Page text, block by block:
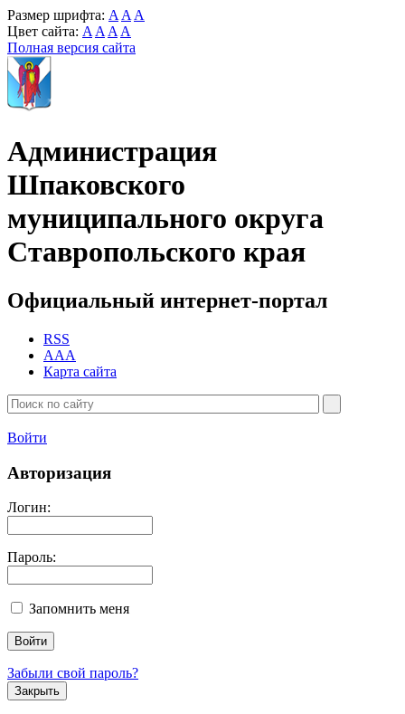
Размер шрифта: A A A
Цвет сайта: A A A A
Полная версия сайта
Администрация
Шпаковского
муниципального округа
Ставропольского края
Официальный интернет-портал
RSS
AAA
Карта сайта
Войти
Авторизация
Логин:
Пароль:
Запомнить меня
Забыли свой пароль?
Закрыть